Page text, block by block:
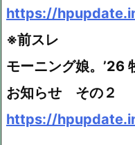
https://
※前スレ
モーニング娘。’26
お知らせ その２
https://